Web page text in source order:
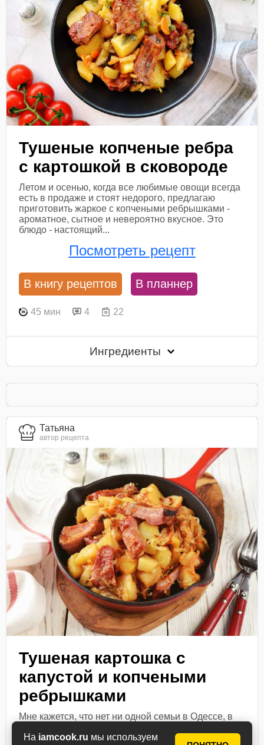
На iamcook.ru мы используем
Тушеные копченые ребра
с картошкой в сковороде
Летом и осенью, когда все любимые овощи всегда
есть в продаже и стоят недорого, предлагаю
приготовить жаркое с копчеными ребрышками -
ароматное, сытное и невероятно вкусное. Это
блюдо - настоящий...
Посмотреть рецепт
В книгу рецептов В планнер
45 мин 4 22
Ингредиенты
Татьяна
автор рецепта
Тушеная картошка с
капустой и копчеными
ребрышками
Мне кажется, что нет ни одной семьи в Одессе, в
картошку с капустой и копчеными ребрышками.